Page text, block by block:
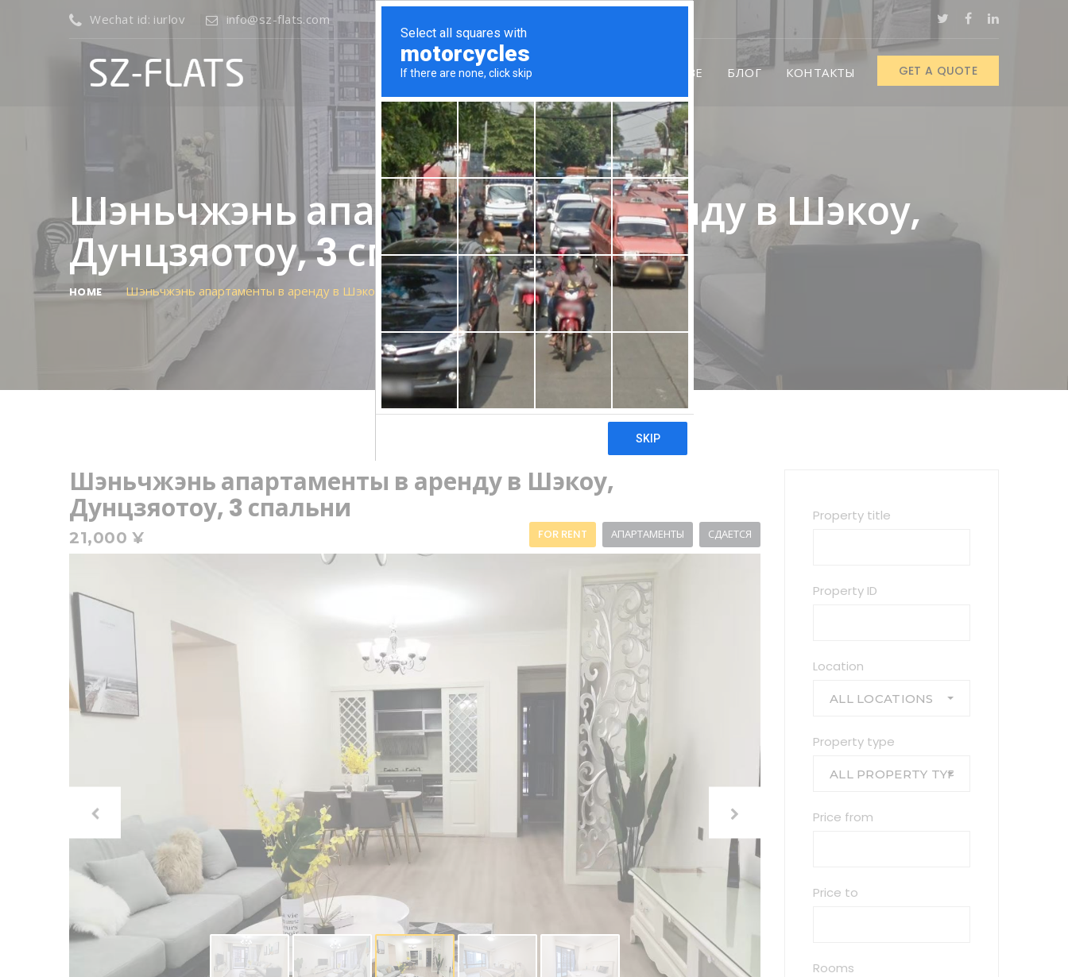
Wechat id: iurlov info@sz-flats.com
ГЛАВНАЯ ВСЕ КВАРТИРЫ ОБ АГЕНТСТВЕ БЛОГ КОНТАКТЫ GET A QUOTE
Шэньчжэнь апартаменты в аренду в Шэкоу,
Дунцзяотоу, 3 спальни
HOME Шэньчжэнь апартаменты в аренду в Шэкоу, Дунцзяотоу, 3 спальни
Шэньчжэнь апартаменты в аренду в Шэкоу,
Дунцзяотоу, 3 спальни
FOR RENT АПАРТАМЕНТЫ СДАЕТСЯ
21,000 ¥
Property title
Property ID
Location
ALL LOCATIONS
Property type
ALL PROPERTY TYPES
Price from
Price to
Rooms